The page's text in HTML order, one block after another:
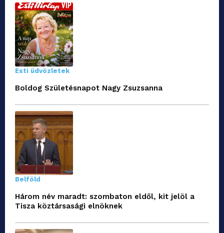
Esti üdvözletek
Boldog Születésnapot Nagy Zsuzsanna
Belföld
Három név maradt: szombaton eldől, kit jelöl a
Tisza köztársasági elnöknek